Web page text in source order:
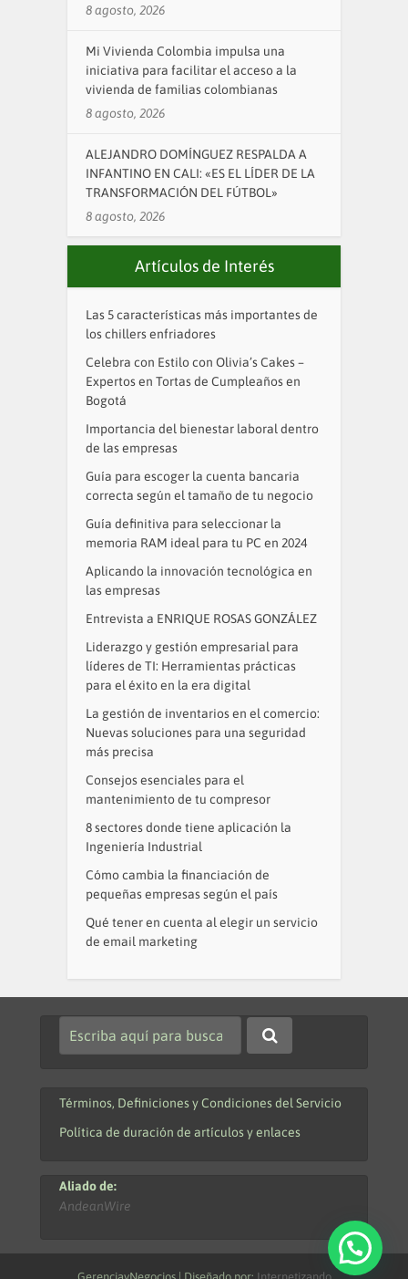
8 agosto, 2026
Mi Vivienda Colombia impulsa una
iniciativa para facilitar el acceso a la
vivienda de familias colombianas
8 agosto, 2026
ALEJANDRO DOMÍNGUEZ RESPALDA A
INFANTINO EN CALI: «ES EL LÍDER DE LA
TRANSFORMACIÓN DEL FÚTBOL»
8 agosto, 2026
Artículos de Interés
Las 5 características más importantes de
los chillers enfriadores
Celebra con Estilo con Olivia’s Cakes –
Expertos en Tortas de Cumpleaños en
Bogotá
Importancia del bienestar laboral dentro
de las empresas
Guía para escoger la cuenta bancaria
correcta según el tamaño de tu negocio
Guía definitiva para seleccionar la
memoria RAM ideal para tu PC en 2024
Aplicando la innovación tecnológica en
las empresas
Entrevista a ENRIQUE ROSAS GONZÁLEZ
Liderazgo y gestión empresarial para
líderes de TI: Herramientas prácticas
para el éxito en la era digital
La gestión de inventarios en el comercio:
Nuevas soluciones para una seguridad
más precisa
Consejos esenciales para el
mantenimiento de tu compresor
8 sectores donde tiene aplicación la
Ingeniería Industrial
Cómo cambia la financiación de
pequeñas empresas según el país
Qué tener en cuenta al elegir un servicio
de email marketing
Términos, Definiciones y Condiciones del Servicio
Política de duración de artículos y enlaces
Aliado de:
AndeanWire